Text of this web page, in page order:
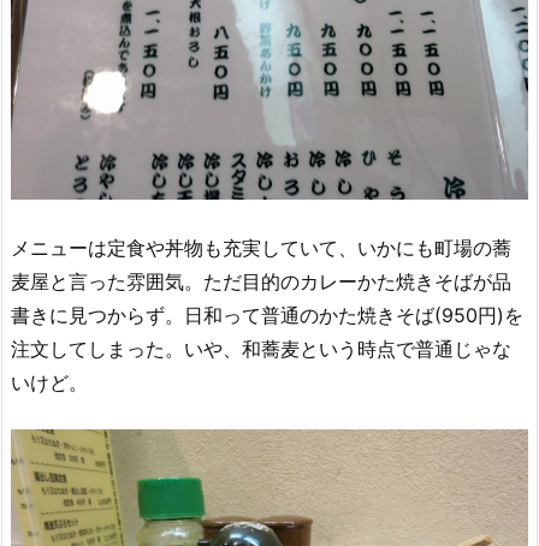
メニューは定食や丼物も充実していて、いかにも町場の蕎
麦屋と言った雰囲気。ただ目的のカレーかた焼きそばが品
書きに見つからず。日和って普通のかた焼きそば(950円)を
注文してしまった。いや、和蕎麦という時点で普通じゃな
いけど。